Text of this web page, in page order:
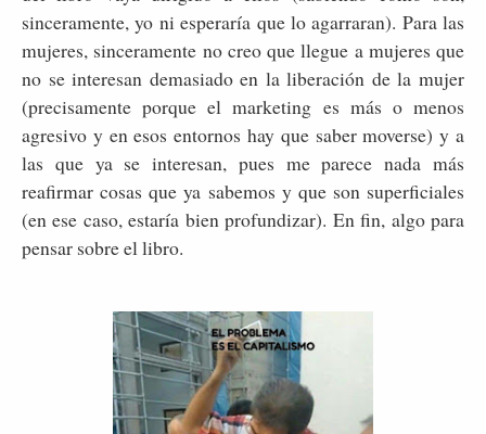
sinceramente, yo ni esperaría que lo agarraran). Para las
mujeres, sinceramente no creo que llegue a mujeres que
no se interesan demasiado en la liberación de la mujer
(precisamente porque el marketing es más o menos
agresivo y en esos entornos hay que saber moverse) y a
las que ya se interesan, pues me parece nada más
reafirmar cosas que ya sabemos y que son superficiales
(en ese caso, estaría bien profundizar). En fin, algo para
pensar sobre el libro.